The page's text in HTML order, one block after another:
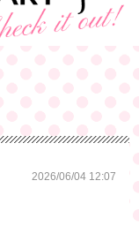
2026/06/04 12:07